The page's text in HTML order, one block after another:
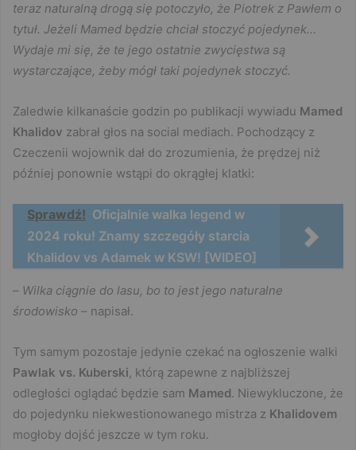
teraz naturalną drogą się potoczyło, że Piotrek z Pawłem o
tytuł. Jeżeli Mamed będzie chciał stoczyć pojedynek…
Wydaje mi się, że te jego ostatnie zwycięstwa są
wystarczające, żeby mógł taki pojedynek stoczyć.
Zaledwie kilkanaście godzin po publikacji wywiadu Mamed
Khalidov zabrał głos na social mediach. Pochodzący z
Czeczenii wojownik dał do zrozumienia, że prędzej niż
później ponownie wstąpi do okrągłej klatki:
Sprawdź! Oficjalnie walka legend w
2024 roku! Znamy szczegóły starcia
Khalidov vs Adamek w KSW! [WIDEO]
– Wilka ciągnie do lasu, bo to jest jego naturalne
środowisko – napisał.
Tym samym pozostaje jedynie czekać na ogłoszenie walki
Pawlak vs. Kuberski, którą zapewne z najbliższej
odległości oglądać będzie sam Mamed. Niewykluczone, że
do pojedynku niekwestionowanego mistrza z Khalidovem
mogłoby dojść jeszcze w tym roku.